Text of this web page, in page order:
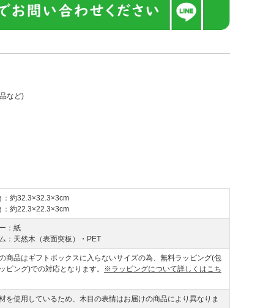
など)
：約32.3×32.3×3cm
：約22.3×22.3×3cm
：紙
：天然木（表面突板）・PET
商品はギフトボックスに入らないサイズの為、無料ラッピング(包
ピング)での対応となります。 ※ラッピングについて詳しくはこち
を使用しているため、木目の表情はお届けの商品により異なりま